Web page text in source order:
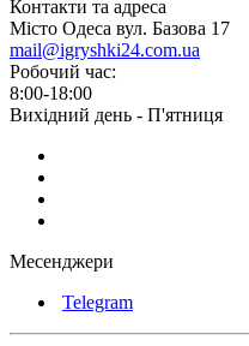
Контакти та адреса
Місто Одеса вул. Базова 17
mail@igryshki24.com.ua
Робочий час:
8:00-18:00
Вихідний день - П'ятниця
Месенджери
Telegram